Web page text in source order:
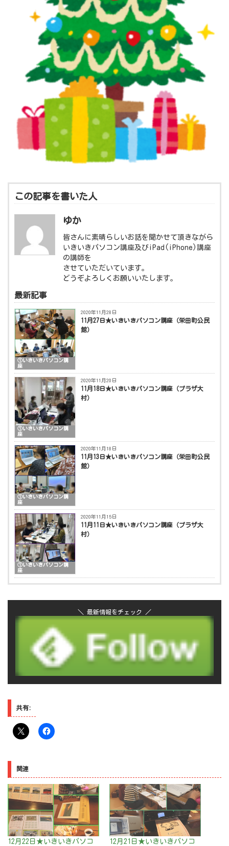
この記事を書いた人
ゆか
皆さんに素晴らしいお話を聞かせて頂きながら
いきいきパソコン講座及びiPad(iPhone)講座
の講師を
させていただいています。
どうぞよろしくお願いいたします。
最新記事
①いきいきパソコン講
座
2020年11月28日
11月27日★いきいきパソコン講座（栄田町公民
館）
①いきいきパソコン講
座
2020年11月20日
11月18日★いきいきパソコン講座（プラザ大
村）
①いきいきパソコン講
座
2020年11月18日
11月13日★いきいきパソコン講座（栄田町公民
館）
①いきいきパソコン講
座
2020年11月15日
11月11日★いきいきパソコン講座（プラザ大
村）
＼ 最新情報をチェック ／
共有:
関連
12月22日★いきいきパソコ 12月21日★いきいきパソコ